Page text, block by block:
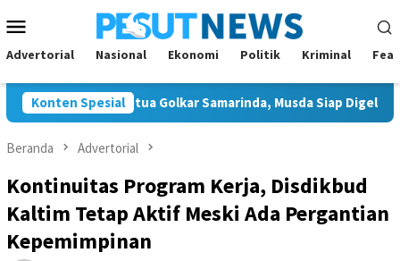
ke
kontenMobile
Advertorial Nasional Ekonomi Politik Kriminal
Konten Spesial
Tunggal Ketua Golkar Samarinda, Musda Siap Digelar 8
Beranda Advertorial
Kontinuitas Program Kerja, Disdikbud
Kaltim Tetap Aktif Meski Ada Pergantian
Kepemimpinan